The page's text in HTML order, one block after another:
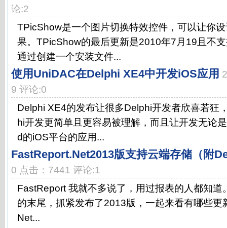
论:2
TPicShow是一个图片切换特效控件，可以让你
果。TPicShow的最后更新是2010年7月19且不
通过创建一个安装文件...
使用UniDAC在Delphi XE4中开发iOS应用
9 评论:0
Delphi XE4的发布让很多Delphi开发者欣喜若狂
hi开发更简单且更容易被理解，而且让开发无论
d的iOS平台的应用...
FastReport.Net2013版支持云端存储（附
0 点击：7441 评论:1
FastReport 我就不多说了，用过报表的人都知
的末尾，抓紧发布了2013版，一起来看有哪些更
Net...